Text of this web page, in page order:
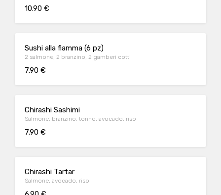
10.90 €
Sushi alla fiamma (6 pz)
2 salmone, 2 branzino, 2 gamberi cotti
7.90 €
Chirashi Sashimi
Salmone, branzino, tonno, avocado, riso
7.90 €
Chirashi Tartar
Salmone, avocado, riso